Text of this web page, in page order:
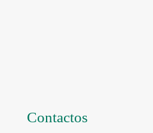
Contactos